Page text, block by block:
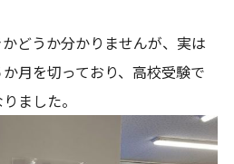
どうか分かりませんが、実は
月を切っており、高校受験で
ました。